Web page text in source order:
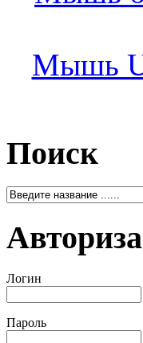
Мышь
Поиск
Логин
Пароль